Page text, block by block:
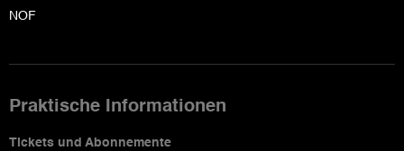
NOF
Praktische Informationen
Tickets und Abonnemente